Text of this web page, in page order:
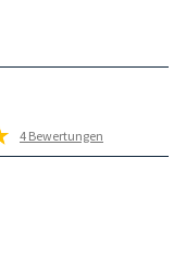
4 Bewertungen